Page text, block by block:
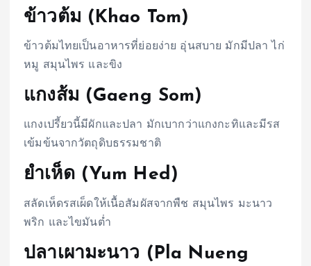
ข้าวต้ม (Khao Tom)
ข้าวต้มไทยเป็นอาหารที่ย่อยง่าย อุ่นสบาย มักมีปลา ไก่
หมู สมุนไพร และขิง
แกงส้ม (Gaeng Som)
แกงเปรี้ยวนี้มีผักและปลา มักเบากว่าแกงกะทิและมีรส
เข้มข้นจากวัตถุดิบธรรมชาติ
ยำเห็ด (Yum Hed)
สลัดเห็ดรสเผ็ดให้เนื้อสัมผัสจากพืช สมุนไพร มะนาว
พริก และไขมันต่ำ
ปลาเผามะนาว (Pla Nueng